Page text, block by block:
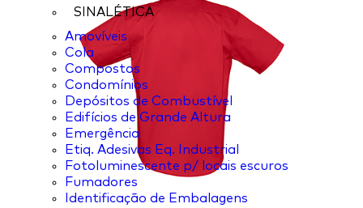
SINALÉTICA
Amovíveis
Cola
Compostos
Condomínios
Depósitos de Combustível
Edifícios de Grande Altura
Emergência
Etiq. Adesivas Eq. Industrial
Fotoluminescente p/ locais escuros
Fumadores
Identificação de Embalagens